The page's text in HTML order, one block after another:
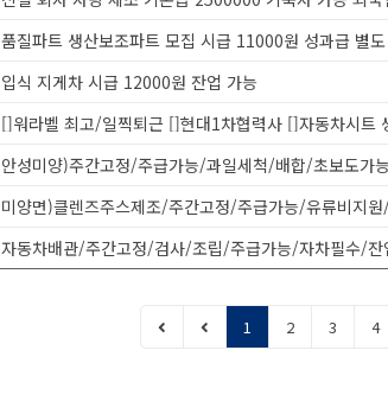
품질파트 생산보조파트 모집 시급 11000원 성과급 별
입식 지게차 시급 12000원 잔업 가능
자동차배관/주간고정/검사/조립/주급가능/자차필수/잔
1 2 3 4